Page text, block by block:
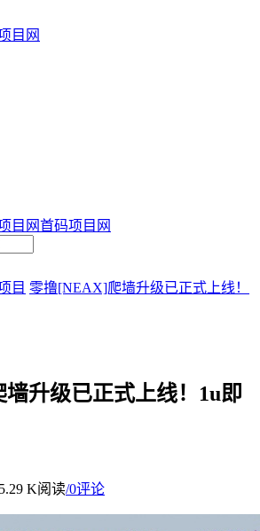
首码项目网
目 零撸[NEAX]爬墙升级已正式上线！
升级已正式上线！1u即
K阅读/0评论